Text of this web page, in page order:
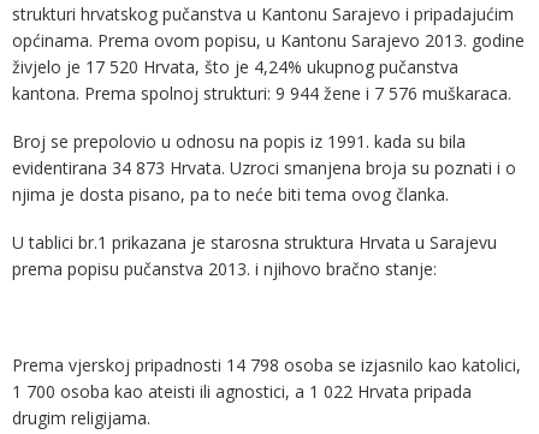
strukturi hrvatskog pučanstva u Kantonu Sarajevo i pripadajućim
općinama. Prema ovom popisu, u Kantonu Sarajevo 2013. godine
živjelo je 17 520 Hrvata, što je 4,24% ukupnog pučanstva
kantona. Prema spolnoj strukturi: 9 944 žene i 7 576 muškaraca.
Broj se prepolovio u odnosu na popis iz 1991. kada su bila
evidentirana 34 873 Hrvata. Uzroci smanjena broja su poznati i o
njima je dosta pisano, pa to neće biti tema ovog članka.
U tablici br.1 prikazana je starosna struktura Hrvata u Sarajevu
prema popisu pučanstva 2013. i njihovo bračno stanje:
Prema vjerskoj pripadnosti 14 798 osoba se izjasnilo kao katolici,
1 700 osoba kao ateisti ili agnostici, a 1 022 Hrvata pripada
drugim religijama.